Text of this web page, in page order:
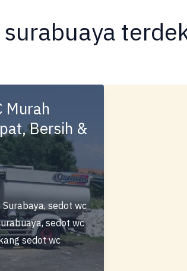
Murah
Bersih &
Surabaya, sedot wc
,sedot wc
sedot wc